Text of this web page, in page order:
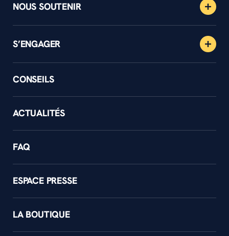
NOUS SOUTENIR
S’ENGAGER
CONSEILS
ACTUALITÉS
FAQ
ESPACE PRESSE
LA BOUTIQUE